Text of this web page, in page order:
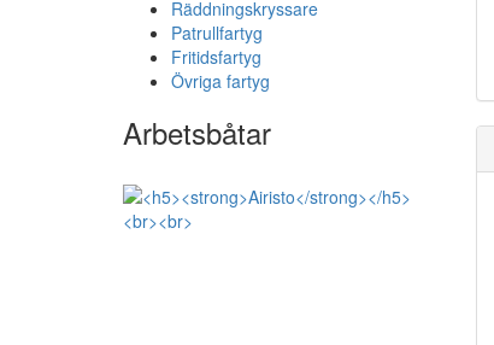
Räddningskryssare
Patrullfartyg
Fritidsfartyg
Övriga fartyg
Arbetsbåtar